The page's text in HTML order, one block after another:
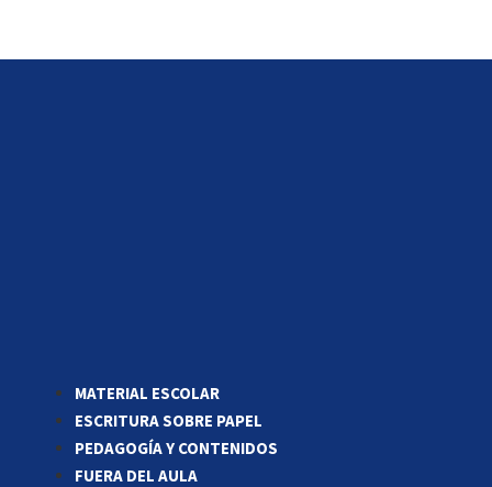
MATERIAL ESCOLAR
ESCRITURA SOBRE PAPEL
PEDAGOGÍA Y CONTENIDOS
FUERA DEL AULA